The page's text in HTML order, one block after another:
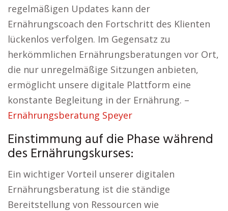
regelmäßigen Updates kann der
Ernährungscoach den Fortschritt des Klienten
lückenlos verfolgen. Im Gegensatz zu
herkömmlichen Ernährungsberatungen vor Ort,
die nur unregelmäßige Sitzungen anbieten,
ermöglicht unsere digitale Plattform eine
konstante Begleitung in der Ernährung. –
Ernährungsberatung Speyer
Einstimmung auf die Phase während
des Ernährungskurses:
Ein wichtiger Vorteil unserer digitalen
Ernährungsberatung ist die ständige
Bereitstellung von Ressourcen wie